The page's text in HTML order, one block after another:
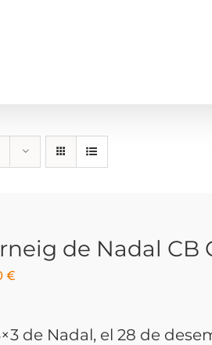
de Nadal CB
€
de Nadal, el 28 de